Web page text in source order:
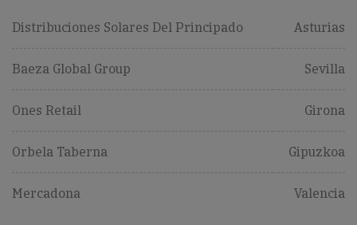
Distribuciones Solares Del Principado Asturias
Baeza Global Group Sevilla
Ones Retail Girona
Orbela Taberna Gipuzkoa
Mercadona Valencia